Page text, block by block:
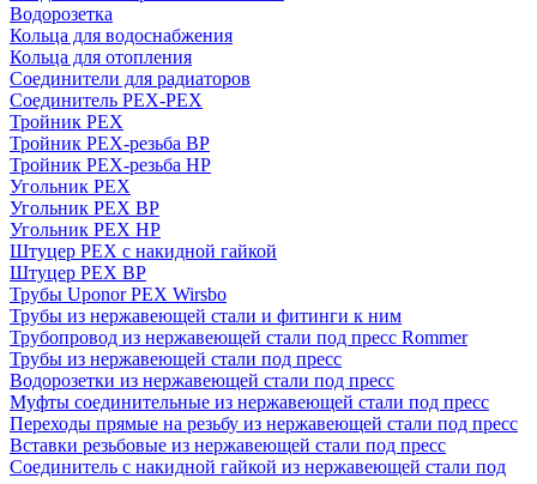
Водорозетка
Кольца для водоснабжения
Кольца для отопления
Соединители для радиаторов
Соединитель PEX-PEX
Тройник PEX
Тройник PEX-резьба ВР
Тройник PEX-резьба НР
Угольник PEX
Угольник PEX ВР
Угольник PEX НР
Штуцер PEX c накидной гайкой
Штуцер PEX ВР
Трубы Uponor PEX Wirsbo
Трубы из нержавеющей стали и фитинги к ним
Трубопровод из нержавеющей стали под пресс Rommer
Трубы из нержавеющей стали под пресс
Водорозетки из нержавеющей стали под пресс
Муфты соединительные из нержавеющей стали под пресс
Переходы прямые на резьбу из нержавеющей стали под пресс
Вставки резьбовые из нержавеющей стали под пресс
Соединитель с накидной гайкой из нержавеющей стали под